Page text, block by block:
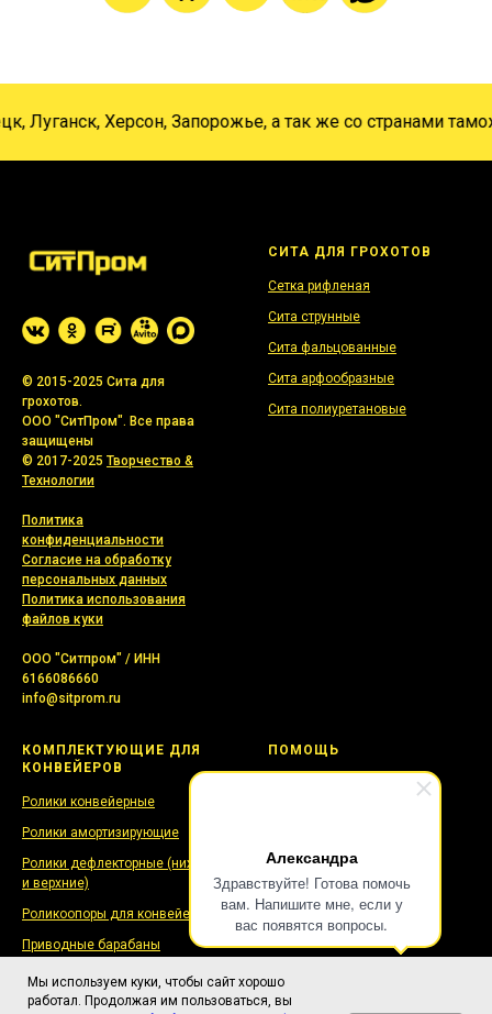
Александра
Здравствуйте! Готова помочь
вам. Напишите мне, если у
вас появятся вопросы.
Мы используем куки, чтобы сайт хорошо
работал. Продолжая им пользоваться, вы
Херсон, Запорожье, а так же со странами
© 2015-2025 Сита для
грохотов.
ООО "СитПром". Все права
защищены
© 2017-2025 Творчество &
Технологии
Политика
конфиденциальности
Согласие на обработку
персональных данных
Политика использования
файлов куки
ООО "Ситпром" / ИНН
6166086660
info@sitprom.ru
СИТА ДЛЯ ГРОХОТОВ
Сетка рифленая
Сита струнные
Сита фальцованные
Сита арфообразные
Сита полиуретановые
КОМПЛЕКТУЮЩИЕ ДЛЯ
КОНВЕЙЕРОВ
Ролики конвейерные
Ролики амортизирующие
Ролики дефлекторные (нижние
и верхние)
Роликоопоры для конвейеров
Приводные барабаны
Неприводные барабаны
(натяжные)
ПОМОЩЬ